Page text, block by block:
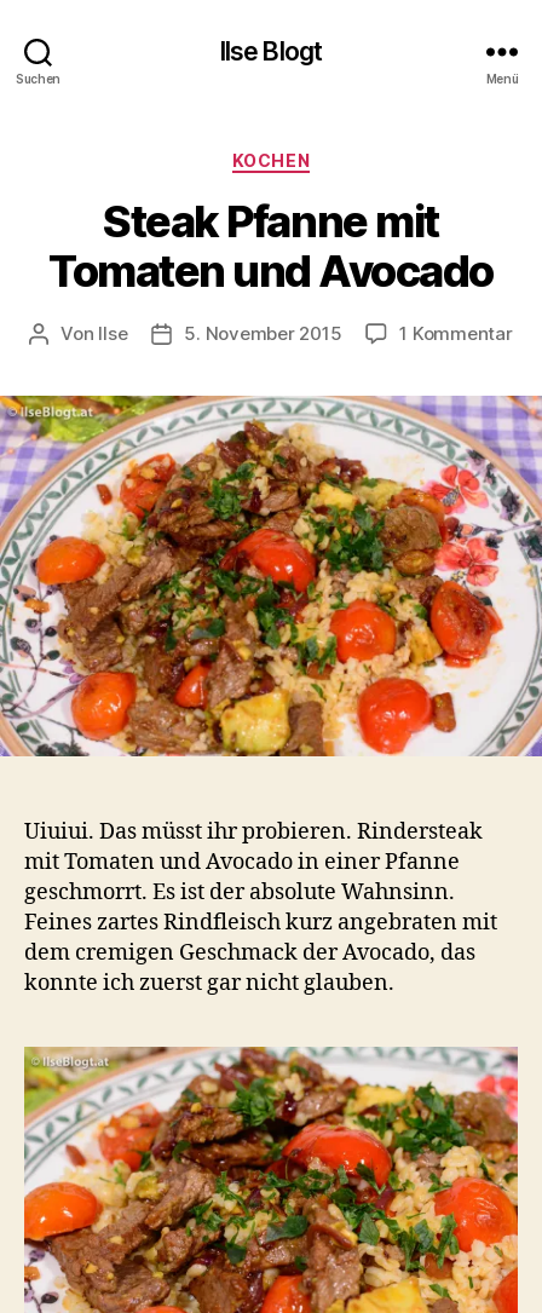
Suchen
Ilse Blogt
Menü
Kategorien
KOCHEN
Steak Pfanne mit
Tomaten und Avocado
Beitragsautor
Von Ilse Beitragsdatum
5. November 2015 1 Kommentarzu
mit
Uiuiui. Das müsst ihr probieren. Rindersteak
mit Tomaten und Avocado in einer Pfanne
geschmorrt. Es ist der absolute Wahnsinn.
Feines zartes Rindfleisch kurz angebraten mit
dem cremigen Geschmack der Avocado, das
konnte ich zuerst gar nicht glauben.